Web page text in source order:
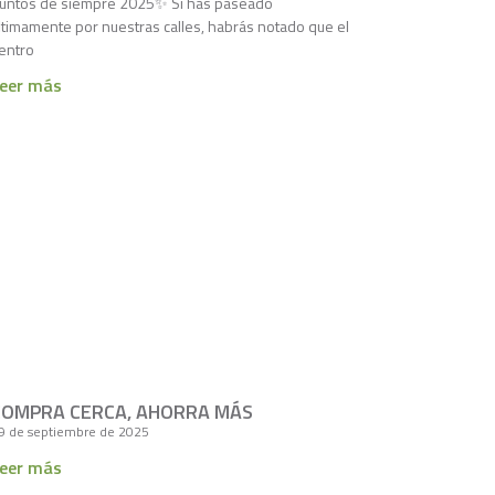
por nuestras calles, habrás notado que el
más
CERCA, AHORRA MÁS
de septiembre de 2025
más